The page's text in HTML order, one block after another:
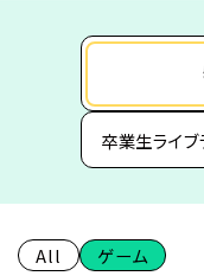
卒業生ライブ
All ゲーム